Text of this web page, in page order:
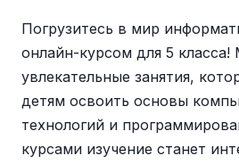
Погрузитесь в мир
онлайн-курсом для 5
увлекательные занятия,
детям освоить основы
технологий и
курсами изучение станет